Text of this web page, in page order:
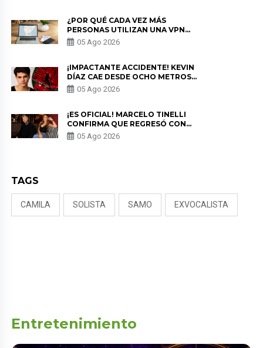
¿POR QUÉ CADA VEZ MÁS
PERSONAS UTILIZAN UNA VPN
PARA PROTEGER SU
PRIVACIDAD?
05 Ago 2026
¡IMPACTANTE ACCIDENTE! KEVIN
DÍAZ CAE DESDE OCHO METROS
EN “ESTO ES GUERRA” Y GENERA
PREOCUPACIÓN
05 Ago 2026
¡ES OFICIAL! MARCELO TINELLI
CONFIRMA QUE REGRESÓ CON
MILETT FIGUEROA: “EL AMOR
PUDO MÁS”
05 Ago 2026
TAGS
CAMILA SOLISTA SAMO EXVOCALISTA
Entretenimiento